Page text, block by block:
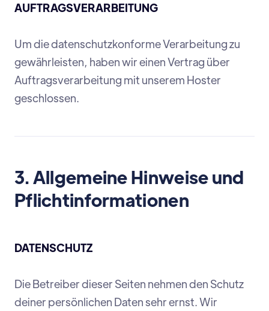
AUFTRAGSVERARBEITUNG
Um die datenschutzkonforme Verarbeitung zu
gewährleisten, haben wir einen Vertrag über
Auftragsverarbeitung mit unserem Hoster
geschlossen.
3. Allgemeine Hinweise und
Pflichtinformationen
DATENSCHUTZ
Die Betreiber dieser Seiten nehmen den Schutz
deiner persönlichen Daten sehr ernst. Wir